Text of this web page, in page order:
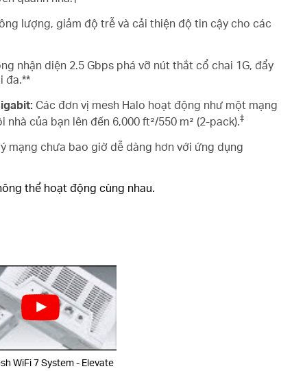
lượng, giảm độ trễ và cải thiện độ tin cậy cho các
nhận diện 2.5 Gbps phá vỡ nút thắt cổ chai 1G, đẩy
đa.**
Các đơn vị mesh Halo hoạt động như một mạng
của bạn lên đến 6,000 ft²/550 m² (2-pack).‡
mạng chưa bao giờ dễ dàng hơn với ứng dụng
thể hoạt động cùng nhau.
WiFi 7 System - Elevate